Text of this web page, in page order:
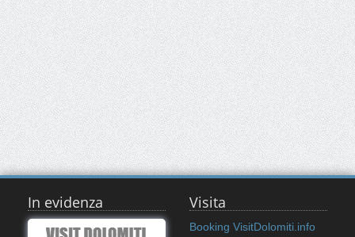
In evidenza Visita
Booking VisitDolomiti.info